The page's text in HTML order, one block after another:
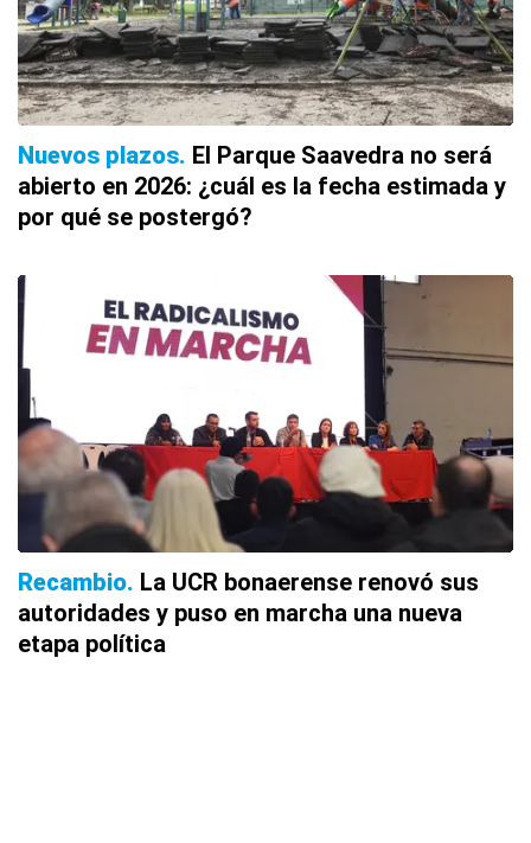
Nuevos plazos El Parque Saavedra no será
abierto en 2026: ¿cuál es la fecha estimada y
por qué se postergó?
Recambio La UCR bonaerense renovó sus
autoridades y puso en marcha una nueva
etapa política